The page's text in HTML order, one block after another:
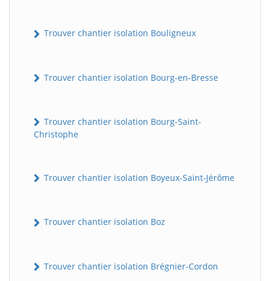
Trouver chantier isolation Bouligneux
Trouver chantier isolation Bourg-en-Bresse
Trouver chantier isolation Bourg-Saint-
Christophe
Trouver chantier isolation Boyeux-Saint-Jérôme
Trouver chantier isolation Boz
Trouver chantier isolation Brégnier-Cordon